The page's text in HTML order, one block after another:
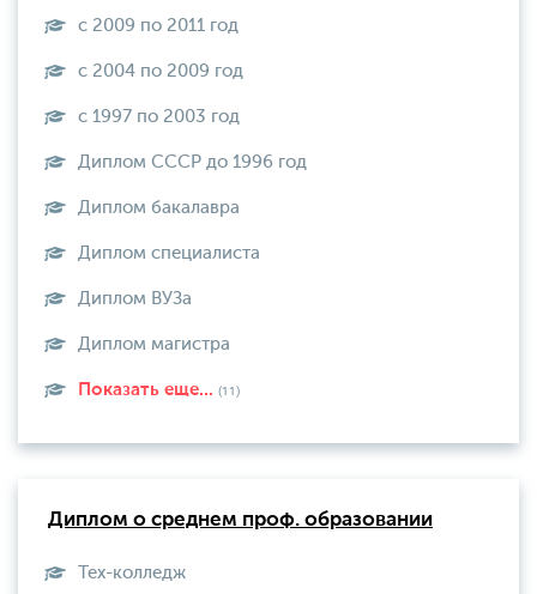
с 2009 по 2011 год
с 2004 по 2009 год
с 1997 по 2003 год
Диплом СССР до 1996 год
Диплом бакалавра
Диплом специалиста
Диплом ВУЗа
Диплом магистра
Показать еще... (11)
Диплом о среднем проф. образовании
Тех-колледж